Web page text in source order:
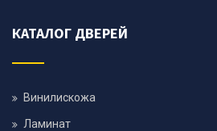
КАТАЛОГ ДВЕРЕЙ
Винилискожа
Ламинат